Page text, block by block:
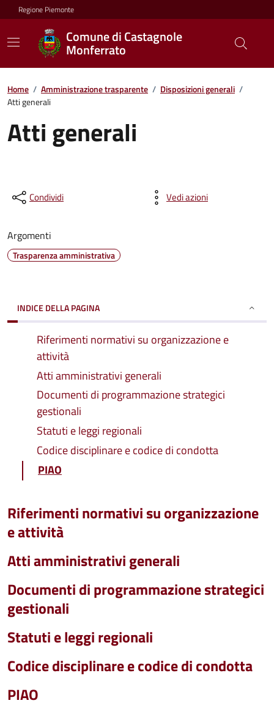
Regione Piemonte
Comune di Castagnole
Monferrato
Home / Amministrazione trasparente / Disposizioni generali /
Atti generali
Atti generali
Condividi Vedi azioni
Argomenti
Trasparenza amministrativa
INDICE DELLA PAGINA
Riferimenti normativi su organizzazione e
attività
Atti amministrativi generali
Documenti di programmazione strategici
gestionali
Statuti e leggi regionali
Codice disciplinare e codice di condotta
PIAO
Riferimenti normativi su organizzazione
e attività
Atti amministrativi generali
Documenti di programmazione strategici
gestionali
Statuti e leggi regionali
Codice disciplinare e codice di condotta
PIAO